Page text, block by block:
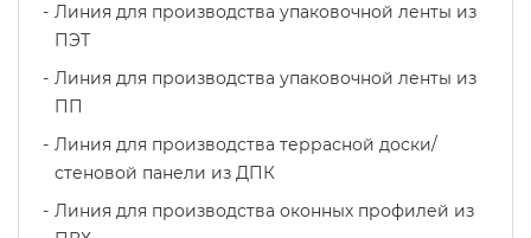
Линия для производства упаковочной ленты из
ПЭТ
Линия для производства упаковочной ленты из
ПП
Линия для производства террасной доски/
стеновой панели из ДПК
Линия для производства оконных профилей из